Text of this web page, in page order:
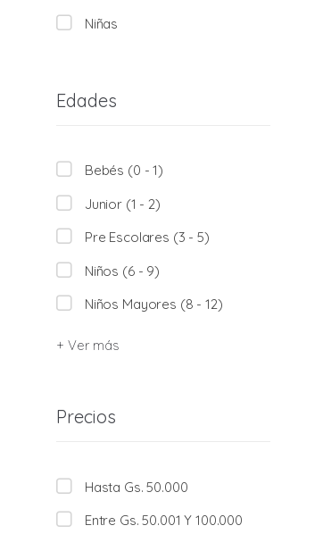
Niñas
Edades
Bebés (0 - 1)
Junior (1 - 2)
Pre Escolares (3 - 5)
Niños (6 - 9)
Niños Mayores (8 - 12)
+ Ver más
Precios
Hasta Gs. 50.000
Entre Gs. 50.001 Y 100.000